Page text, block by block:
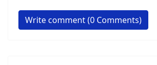
Write comment (0 Comments)